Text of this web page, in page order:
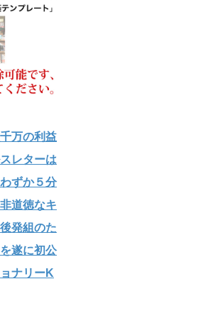
万の利益
レターは
ずか５分
道徳なキ
発組のた
遂に初公
ナリーK